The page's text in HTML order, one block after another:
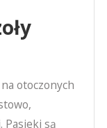
otoczonych
Pasieki są